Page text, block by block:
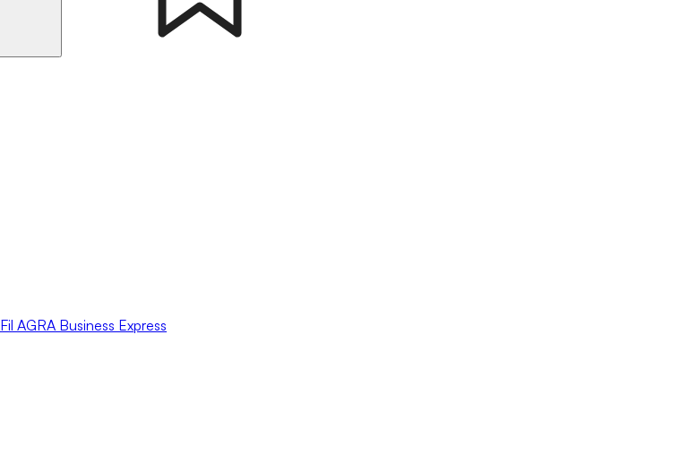
Fil AGRA Business Express